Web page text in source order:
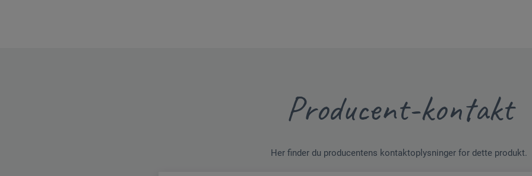
Producent-kontakt
Her finder du producentens kontaktoplysninger for dette produkt.